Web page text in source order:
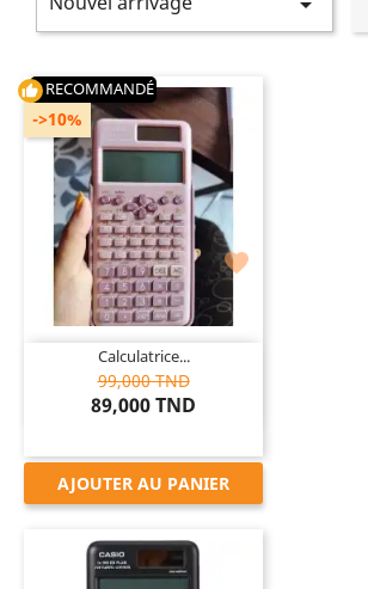

thumb_up RECOMMANDÉ
Calculatrice...
99,000 TND
89,000 TND
->10%
AJOUTER AU PANIER